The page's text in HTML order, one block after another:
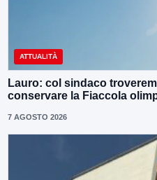
ATTUALITÀ
Lauro: col sindaco
conservare la Fiaccola
7 AGOSTO 2026